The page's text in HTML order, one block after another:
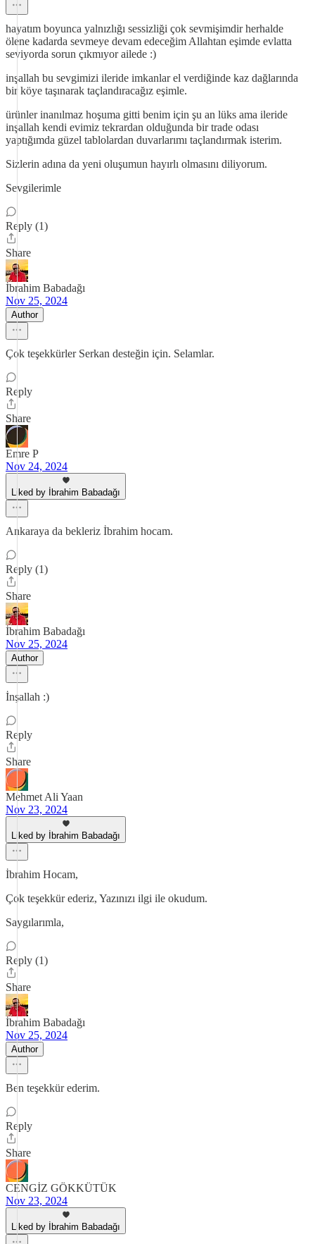
hayatım boyunca yalnızlığı sessizliği çok sevmişimdir herhalde
ölene kadarda sevmeye devam edeceğim Allahtan eşimde evlatta
seviyorda sorun çıkmıyor ailede :)
inşallah bu sevgimizi ileride imkanlar el verdiğinde kaz dağlarında
bir köye taşınarak taçlandıracağız eşimle.
ürünler inanılmaz hoşuma gitti benim için şu an lüks ama ileride
inşallah kendi evimiz tekrardan olduğunda bir trade odası
yaptığımda güzel tablolardan duvarlarımı taçlandırmak isterim.
Sizlerin adına da yeni oluşumun hayırlı olmasını diliyorum.
Sevgilerimle
Reply (1)
Share
İbrahim Babadağı
Nov 25, 2024
Author
Çok teşekkürler Serkan desteğin için. Selamlar.
Reply
Share
Emre P
Nov 24, 2024
Liked by İbrahim Babadağı
Ankaraya da bekleriz İbrahim hocam.
Reply (1)
Share
İbrahim Babadağı
Nov 25, 2024
Author
İnşallah :)
Reply
Share
Mehmet Ali Yaan
Nov 23, 2024
Liked by İbrahim Babadağı
İbrahim Hocam,
Çok teşekkür ederiz, Yazınızı ilgi ile okudum.
Saygılarımla,
Reply (1)
Share
İbrahim Babadağı
Nov 25, 2024
Author
Ben teşekkür ederim.
Reply
Share
CENGİZ GÖKKÜTÜK
Nov 23, 2024
Liked by İbrahim Babadağı